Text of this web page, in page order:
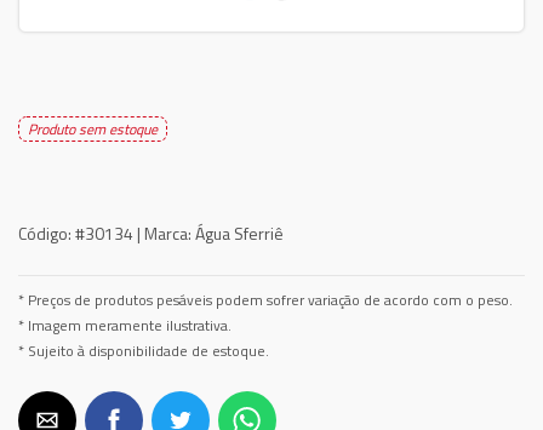
Produto sem estoque
Código:#30134 | Marca:Água Sferriê
* Preços de produtos pesáveis podem sofrer variação de acordo com o peso.
* Imagem meramente ilustrativa.
* Sujeito à disponibilidade de estoque.